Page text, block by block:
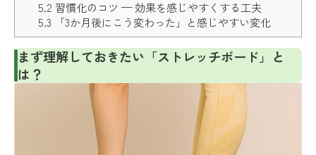
5.2 習慣化のコツ — 効果を感じやすくする工夫
5.3 「3か月後にこう変わった」と感じやすい変化
まず理解しておきたい「ストレッチボード」と
は？